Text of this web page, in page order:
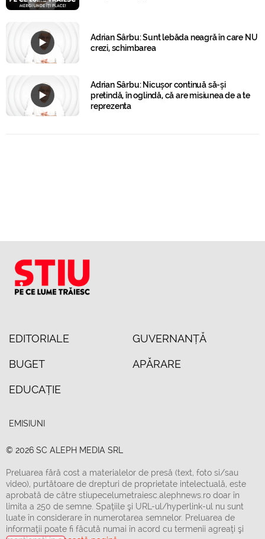
Adrian Sârbu: Sunt lebăda neagră în care NU
crezi, schimbarea
Adrian Sârbu: Nicușor continuă să-și
pretindă, în oglindă, că are misiunea de a te
reprezenta
EDITORIALE GUVERNANȚĂ
BUGET APĂRARE
EDUCAȚIE
EMISIUNI
© 2026 SC ALEPH MEDIA SRL
Preluarea fără cost a materialelor de presă (text, foto si/sau
video), purtătoare de drepturi de proprietate intelectuală, este
aprobată de către stiupecelumetraiesc.alephnews.ro doar în
limita a 250 de semne. Spaţiile şi URL-ul/hyperlink-ul nu sunt
luate în considerare în numerotarea semnelor. Preluarea de
informaţii poate fi făcută numai în acord cu termenii agreaţi şi